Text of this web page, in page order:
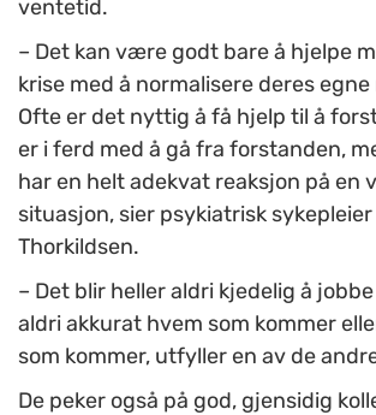
ventetid.
– Det kan være godt bare å hjelpe
krise med å normalisere deres
Ofte er det nyttig å få hjelp til å
er i ferd med å gå fra forstanden,
har en helt adekvat reaksjon på en
situasjon, sier psykiatrisk sykepleier
Thorkildsen.
– Det blir heller aldri kjedelig å
aldri akkurat hvem som kommer
som kommer, utfyller en av de
De peker også på god, gjensidig